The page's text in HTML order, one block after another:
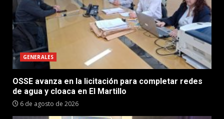
GENERALES
OSSE avanza en la licitación para completar redes
de agua y cloaca en El Martillo
6 de agosto de 2026